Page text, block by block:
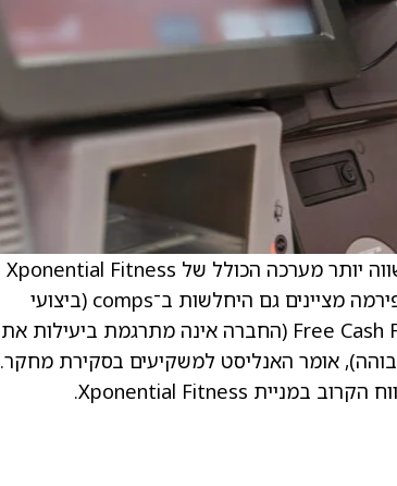
. . ב־Roth Capital ממשיכים לטעון כי המותג Club Pilates שווה יותר מערכה הכולל של Xponential Fitness
(ערכה של הון החברה בתוספת החוב הנקי שלה). עם זאת, בפירמה מציינים גם היחלשות ב־comps (ביצועי
מכירות בחנויות זהות), המרה חלשה של רווחי החברה ל־Free Cash Flow (החברה אינה מתרגמת ביעילות את
אומר האנליסט למשקיעים בסקירת מחקר.